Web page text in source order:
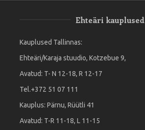
Ehteäri kauplused
Kauplused Tallinnas:
Ehteäri/Karaja stuudio, Kotzebue 9,
Avatud: T- N 12-18, R 12-17
Tel.+372 51 07 111
Kauplus: Pärnu, Rüütli 41
Avatud: T-R 11-18, L 11-15